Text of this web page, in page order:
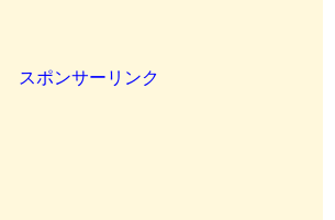
スポンサーリンク